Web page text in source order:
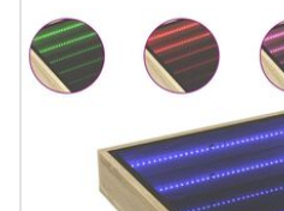
#sharemevidaxl